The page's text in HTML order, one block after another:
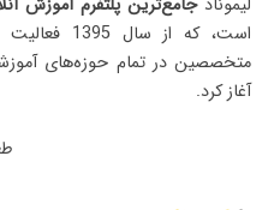
است، که
متخصصین در تمام حوزه‌های
آغاز کرد.